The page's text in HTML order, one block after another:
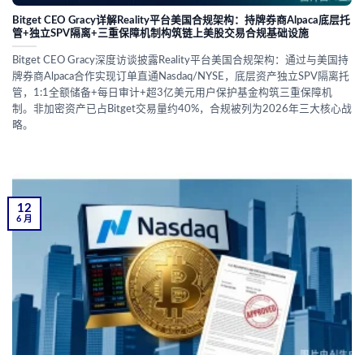
Bitget CEO Gracy详解Reality平台美国合规架构：持牌券商Alpaca底层托
管+独立SPV隔离+三重保障机制构筑链上美股交易合规基础设施
Bitget CEO Gracy深度访谈披露Reality平台美国合规架构：通过与美国持
牌券商Alpaca合作实现订单直通Nasdaq/NYSE，底层资产独立SPV隔离托
管，1:1全额储备+每日审计+超3亿美元用户保护基金构筑三重保障机
制。非加密资产已占Bitget交易量约40%，合规被列为2026年三大核心战
略。
12
6 月